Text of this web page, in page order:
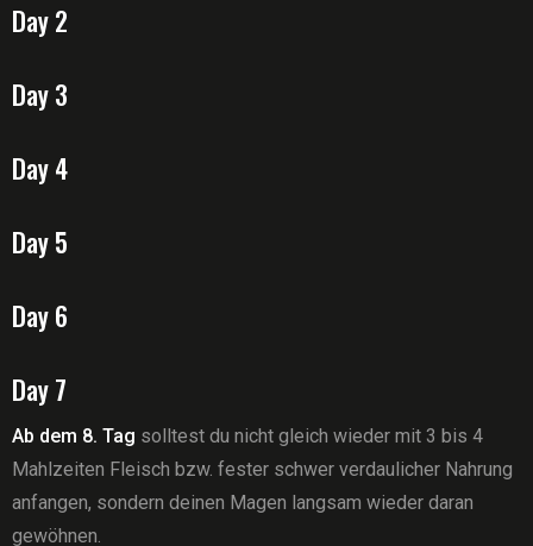
Day 2
Day 3
Day 4
Day 5
Day 6
Day 7
Ab dem 8. Tag solltest du nicht gleich wieder mit 3 bis 4
Mahlzeiten Fleisch bzw. fester schwer verdaulicher Nahrung
anfangen, sondern deinen Magen langsam wieder daran
gewöhnen.